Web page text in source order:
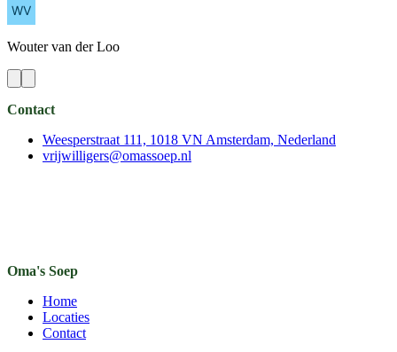
Wouter van der Loo
Contact
Weesperstraat 111, 1018 VN Amsterdam, Nederland
vrijwilligers@omassoep.nl
Oma's Soep
Home
Locaties
Contact